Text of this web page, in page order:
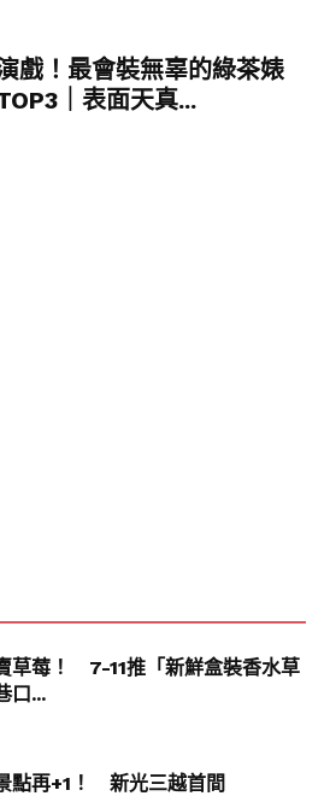
戲！最會裝無辜的綠茶婊
｜表面天真...
草莓！ 7-11推「新鮮盒裝香水草
口...
點再+1！ 新光三越首間